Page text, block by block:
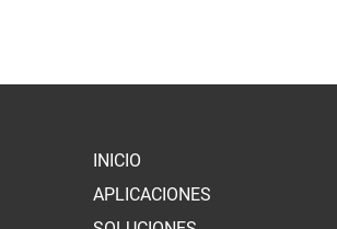
INICIO
APLICACIONES